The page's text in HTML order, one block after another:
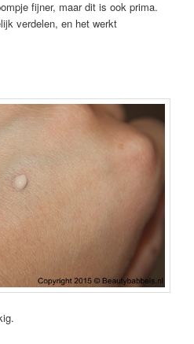
fijner, maar dit is ook prima.
verdelen, en het werkt